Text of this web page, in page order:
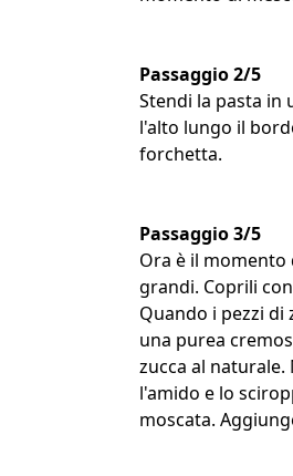
Passaggio 2/5
Stendi la pasta in
l'alto lungo il
forchetta.
Passaggio 3/5
Ora è il momento
grandi. Coprili
Quando i pezzi
una purea
zucca al
l'amido e lo
moscata.